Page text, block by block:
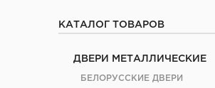
КАТАЛОГ ТОВАРОВ
ДВЕРИ МЕТАЛЛИЧЕСКИЕ
БЕЛОРУССКИЕ ДВЕРИ